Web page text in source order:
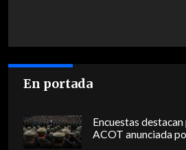
En portada
Encuestas
ACOT anunciada